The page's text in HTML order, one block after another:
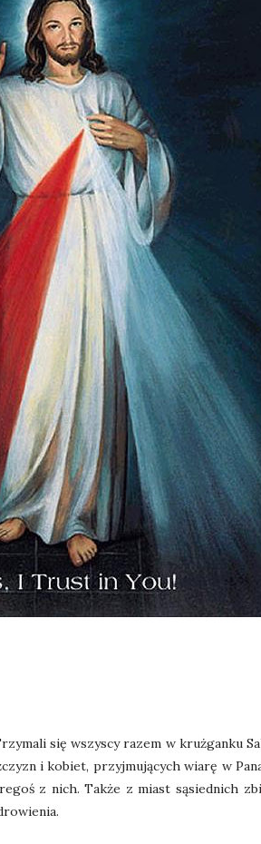
się wszyscy razem w krużganku
i kobiet, przyjmujących wiarę w
z nich. Także z miast sąsiednich